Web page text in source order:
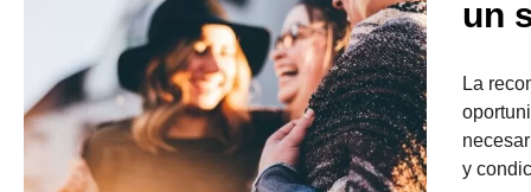
un
La
y